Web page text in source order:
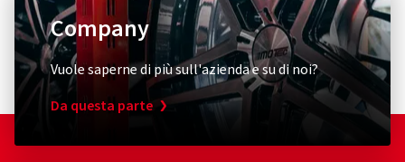
Company
Vuole saperne di più sull'azienda e su di noi?
Da questa parte